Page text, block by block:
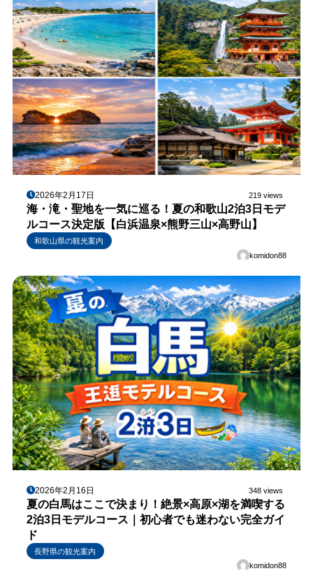
2026年2月17日 219 views
海・滝・聖地を一気に巡る！夏の和歌山2泊3日モデ
ルコース決定版【白浜温泉×熊野三山×高野山】
和歌山県の観光案内
komidon88
2026年2月16日 348 views
夏の白馬はここで決まり！絶景×高原×湖を満喫する
2泊3日モデルコース｜初心者でも迷わない完全ガイ
ド
長野県の観光案内
komidon88